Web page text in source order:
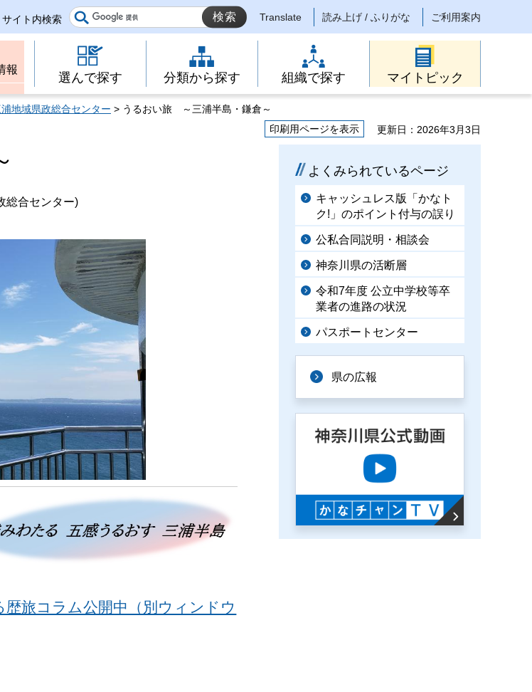
サイト内検索 Translate 読み上げ / ふりがな ご利用案内
報
選んで探す 分類から探す 組織で探す マイトピック
地域県政総合センター > うるおい旅 ～三浦半島・鎌倉～
印刷用ページを表示
更新日：2026年3月3日
総合センター)
旅コラム公開中（別ウィンドウ
よくみられているページ
キャッシュレス版「かなト
ク!」のポイント付与の誤り
公私合同説明・相談会
神奈川県の活断層
令和7年度 公立中学校等卒
業者の進路の状況
パスポートセンター
県の広報